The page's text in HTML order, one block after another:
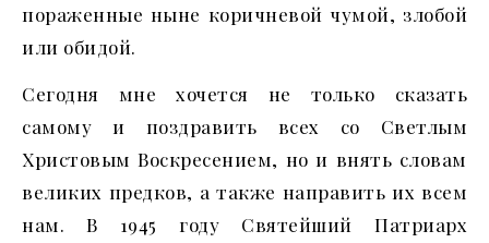
пораженные ныне коричневой чумой, злобой
или обидой.
Сегодня мне хочется не только сказать
самому и поздравить всех со Светлым
Христовым Воскресением, но и внять словам
великих предков, а также направить их всем
нам. В 1945 году Святейший Патриарх